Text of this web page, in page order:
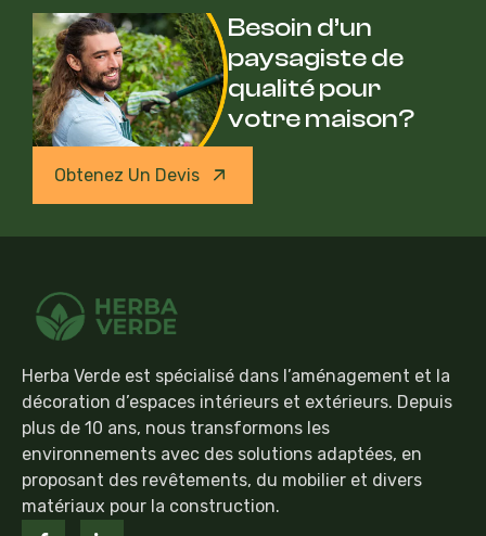
Besoin d’un
paysagiste de
qualité pour
votre maison?
Obtenez Un Devis
Herba Verde est spécialisé dans l’aménagement et la
décoration d’espaces intérieurs et extérieurs. Depuis
plus de 10 ans, nous transformons les
environnements avec des solutions adaptées, en
proposant des revêtements, du mobilier et divers
matériaux pour la construction.